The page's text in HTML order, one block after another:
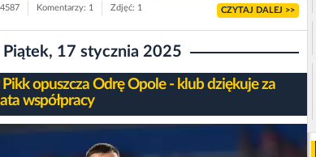
Komentarzy: 1 Zdjęć: 1 CZYTAJ DALEJ >>
Piątek, 17 stycznia 2025
opuszcza Odrę Opole - klub dziękuje za
współpracy